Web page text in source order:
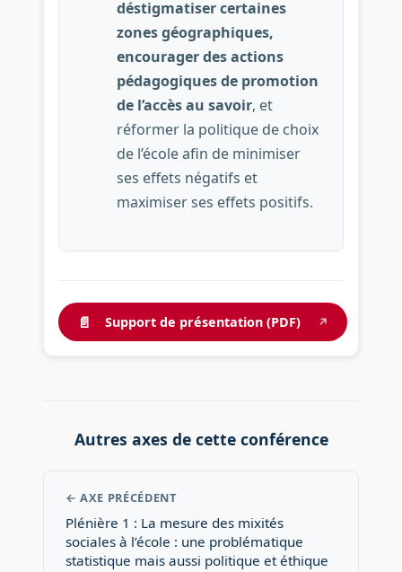
déstigmatiser certaines
zones géographiques,
encourager des actions
pédagogiques de promotion
de l’accès au savoir, et
réformer la politique de choix
de l’école afin de minimiser
ses effets négatifs et
maximiser ses effets positifs.
📄 Support de présentation (PDF) ↗
Autres axes de cette conférence
← AXE PRÉCÉDENT
Plénière 1 : La mesure des mixités
sociales à l’école : une problématique
statistique mais aussi politique et éthique